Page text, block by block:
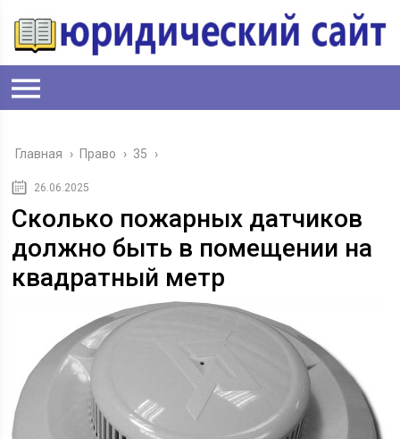
Главная › Право › 35 ›
26.06.2025
Сколько пожарных датчиков
должно быть в помещении на
квадратный метр